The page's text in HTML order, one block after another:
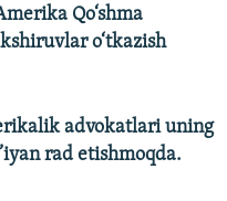
Qo‘shma
o‘tkazish
advokatlari uning
rad etishmoqda.